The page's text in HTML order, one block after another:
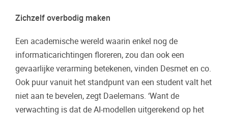
Zichzelf overbodig maken
Een academische wereld waarin enkel nog de
informaticarichtingen floreren, zou dan ook een
gevaarlijke verarming betekenen, vinden Desmet en co.
Ook puur vanuit het standpunt van een student valt het
niet aan te bevelen, zegt Daelemans. ‘Want de
verwachting is dat de AI-modellen uitgerekend op het